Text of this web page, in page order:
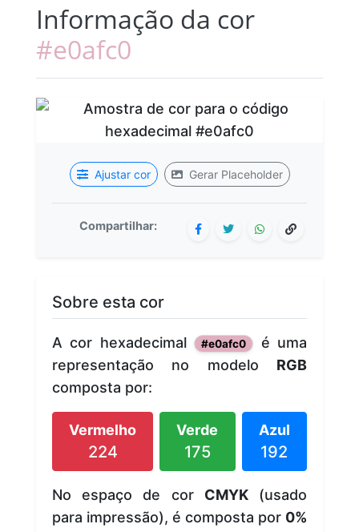
Informação da cor
#e0afc0
Ajustar cor Gerar Placeholder
Compartilhar:
Sobre esta cor
A cor hexadecimal #e0afc0
é uma
representação no modelo RGB
composta por:
Vermelho
224
Verde
175
Azul
192
No espaço de cor CMYK(usado
para impressão), é composta por 0%